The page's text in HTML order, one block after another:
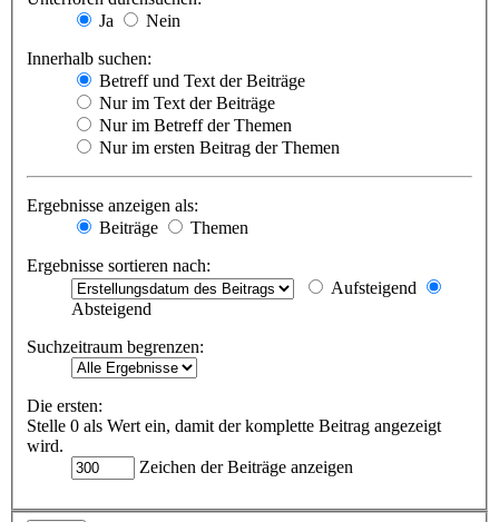
Ja
Nein
Innerhalb suchen:
Betreff und Text der Beiträge
Nur im Text der Beiträge
Nur im Betreff der Themen
Nur im ersten Beitrag der Themen
Ergebnisse anzeigen als:
Beiträge
Themen
Ergebnisse sortieren nach:
Aufsteigend
Absteigend
Suchzeitraum begrenzen:
Die ersten:
Stelle 0 als Wert ein, damit der komplette Beitrag angezeigt
wird.
Zeichen der Beiträge anzeigen